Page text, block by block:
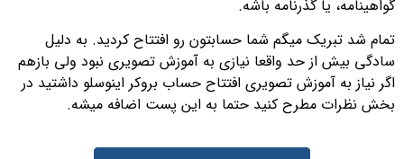
گواهینامه، یا گذرنامه باشه.
تمام شد تبریک میگم شما حسابتون رو افتتاح کردید. به دلیل
سادگی بیش از حد واقعا نیازی به آموزش تصویری نبود ولی بازهم
اگر نیاز به آموزش تصویری افتتاح حساب بروکر اینوسلو داشتید در
بخش نظرات مطرح کنید حتما به این پست اضافه میشه.